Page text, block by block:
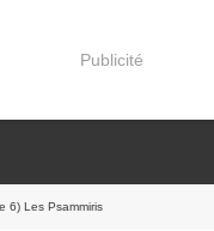
Publicité
6) Les Psammiris